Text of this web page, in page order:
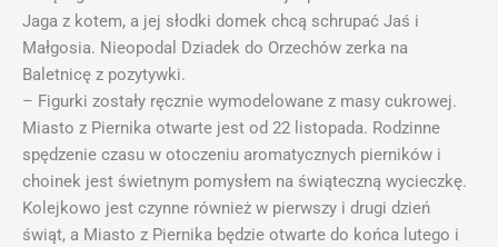
Jaga z kotem, a jej słodki domek chcą schrupać Jaś i
Małgosia. Nieopodal Dziadek do Orzechów zerka na
Baletnicę z pozytywki.
– Figurki zostały ręcznie wymodelowane z masy cukrowej.
Miasto z Piernika otwarte jest od 22 listopada. Rodzinne
spędzenie czasu w otoczeniu aromatycznych pierników i
choinek jest świetnym pomysłem na świąteczną wycieczkę.
Kolejkowo jest czynne również w pierwszy i drugi dzień
świąt, a Miasto z Piernika będzie otwarte do końca lutego i